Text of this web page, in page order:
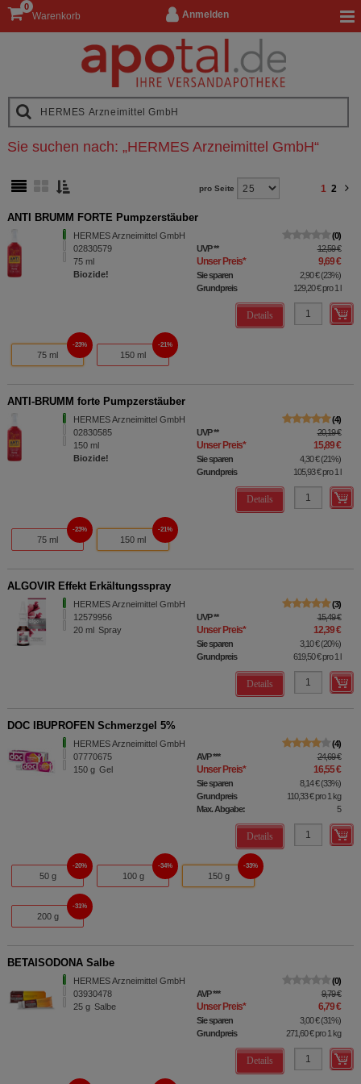
Anmelden
Warenkorb
0
Sie suchen nach: „HERMES Arzneimittel GmbH“
pro Seite 1 2
ANTI BRUMM FORTE Pumpzerstäuber
HERMES Arzneimittel GmbH
02830579
75 ml
Biozide!
0
UVP** 12,59 €
Unser Preis* 9,69 €
Sie sparen 2,90 €(23%)
Grundpreis
129,20 €pro 1 l
Details
75 ml
23%
150 ml
21%
ANTI-BRUMM forte Pumpzerstäuber
HERMES Arzneimittel GmbH
02830585
150 ml
Biozide!
4
UVP** 20,19 €
Unser Preis* 15,89 €
Sie sparen 4,30 €(21%)
Grundpreis
105,93 €pro 1 l
Details
75 ml
23%
150 ml
21%
ALGOVIR Effekt Erkältungsspray
HERMES Arzneimittel GmbH
12579956
20 ml Spray
3
UVP** 15,49 €
Unser Preis* 12,39 €
Sie sparen 3,10 €(20%)
Grundpreis
619,50 €pro 1 l
Details
DOC IBUPROFEN Schmerzgel 5%
HERMES Arzneimittel GmbH
07770675
150 g Gel
4
AVP*** 24,69 €
Unser Preis* 16,55 €
Sie sparen 8,14 €(33%)
Grundpreis
110,33 €pro 1 kg
Max. Abgabe:
5
Details
50 g
20%
100 g
34%
150 g
33%
200 g
31%
BETAISODONA Salbe
HERMES Arzneimittel GmbH
03930478
25 g Salbe
0
AVP*** 9,79 €
Unser Preis* 6,79 €
Sie sparen 3,00 €(31%)
Grundpreis
271,60 €pro 1 kg
Details